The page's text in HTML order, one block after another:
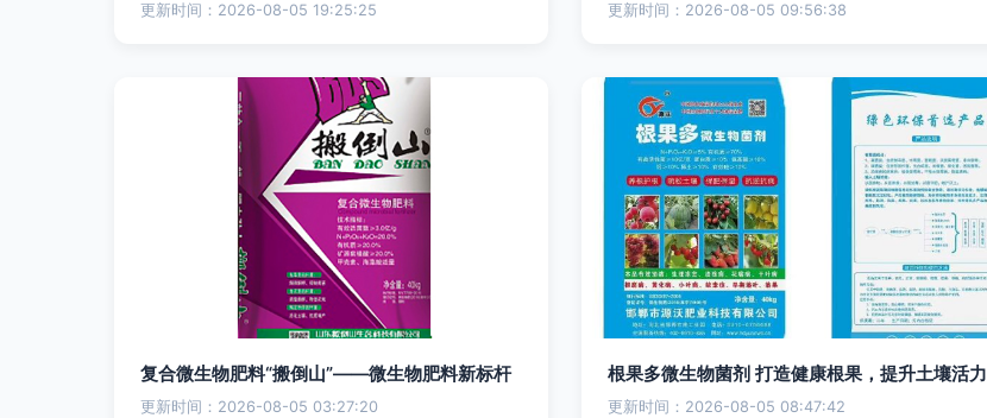
更新时间：2026-08-05 19:25:25 更新时间：2026-08-05 09:56:38
复合微生物肥料“搬倒山”——微生物肥料新标杆
更新时间：2026-08-05 03:27:20
根果多微生物菌剂 打造健康根果，提升土壤活力
更新时间：2026-08-05 08:47:42